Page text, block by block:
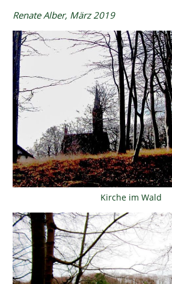
Renate Alber, März 2019
Kirche im Wald